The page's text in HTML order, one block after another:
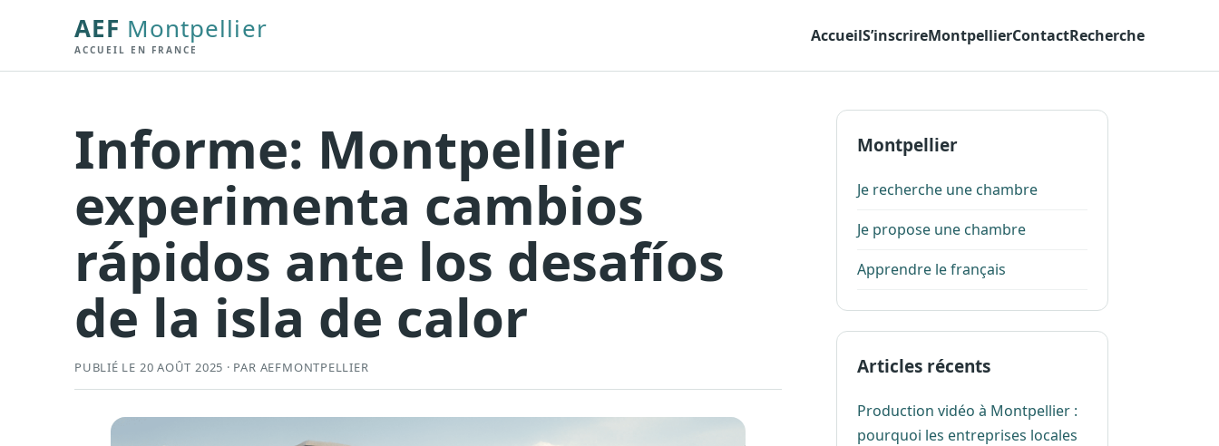
AEF Montpellier
ACCUEIL EN FRANCE
AccueilS’inscrireMontpellierContactRecherche
Informe: Montpellier
experimenta cambios
rápidos ante los desafíos
de la isla de calor
PUBLIÉ LE 20 AOÛT 2025 · PAR AEFMONTPELLIER
Montpellier
Je recherche une chambre
Je propose une chambre
Apprendre le français
Articles récents
Production vidéo à Montpellier :
pourquoi les entreprises locales